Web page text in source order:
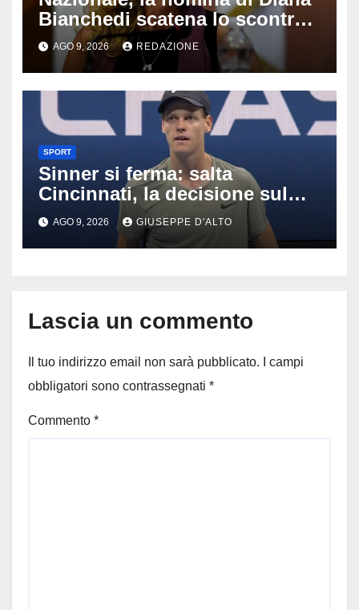
Bianchedi scatena lo scontro
tra Figc e Coni: cosa sta
succedendo
AGO 9, 2026 REDAZIONE
SPORT
Sinner si ferma: salta
Cincinnati, la decisione sul
ginocchio cambia il percorso
verso gli US Open
AGO 9, 2026 GIUSEPPE D'ALTO
Lascia un commento
Il tuo indirizzo email non sarà pubblicato.
I campi
obbligatori sono contrassegnati *
Commento *